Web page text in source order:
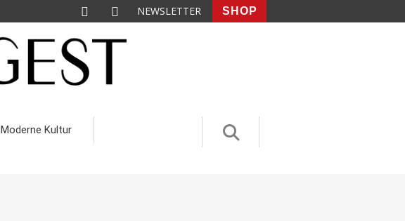
NEWSLETTER SHOP
Moderne Kultur